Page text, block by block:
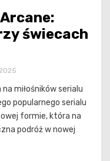
świecach
miłośników serialu
popularnego serialu
formie, która na
podróż w nowej